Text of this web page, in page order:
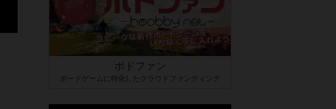
ボドファン
ボードゲームに特化したクラウドファンディング